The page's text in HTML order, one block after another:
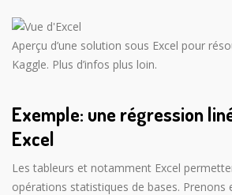
Aperçu d’une solution sous Excel pour
Kaggle. Plus d’infos plus loin.
Exemple: une régression
Excel
Les tableurs et notamment Excel
opérations statistiques de bases. Prenons